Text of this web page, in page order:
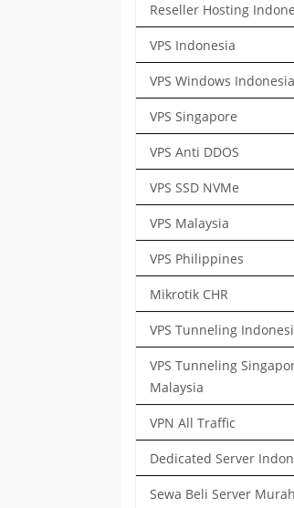
Reseller Hosting
VPS Indonesia
VPS Windows Indonesia
VPS Singapore
VPS Anti DDOS
VPS SSD NVMe
VPS Malaysia
VPS Philippines
Mikrotik CHR
VPS Tunneling
VPS Tunneling
Malaysia
VPN All Traffic
Dedicated Server
Sewa Beli Server Murah